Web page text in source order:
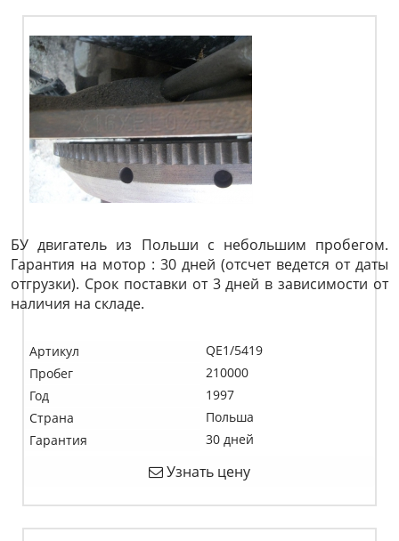
БУ двигатель из Польши с небольшим пробегом.
Гарантия на мотор : 30 дней (отсчет ведется от даты
отгрузки). Срок поставки от 3 дней в зависимости от
наличия на складе.
Артикул
QE1/5419
Пробег
210000
Год
1997
Страна
Польша
Гарантия
30 дней
Узнать цену